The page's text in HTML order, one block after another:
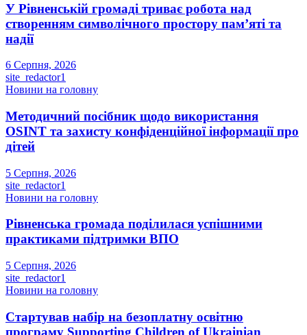
У Рівненській громаді триває робота над
створенням символічного простору пам’яті та
надії
6 Серпня, 2026
site_redactor1
Новини на головну
Методичний посібник щодо використання
OSINT та захисту конфіденційної інформації про
дітей
5 Серпня, 2026
site_redactor1
Новини на головну
Рівненська громада поділилася успішними
практиками підтримки ВПО
5 Серпня, 2026
site_redactor1
Новини на головну
Стартував набір на безоплатну освітню
програму Supporting Children of Ukrainian